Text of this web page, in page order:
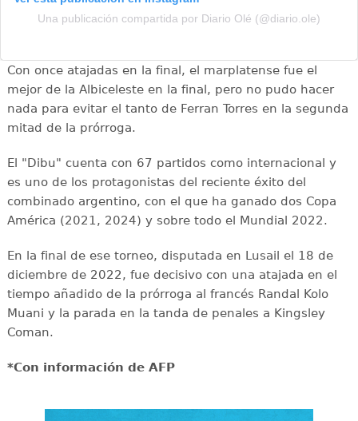
Una publicación compartida por Diario Olé (@diario.ole)
Con once atajadas en la final, el marplatense fue el
mejor de la Albiceleste en la final, pero no pudo hacer
nada para evitar el tanto de Ferran Torres en la segunda
mitad de la prórroga.
El "Dibu" cuenta con 67 partidos como internacional y
es uno de los protagonistas del reciente éxito del
combinado argentino, con el que ha ganado dos Copa
América (2021, 2024) y sobre todo el Mundial 2022.
En la final de ese torneo, disputada en Lusail el 18 de
diciembre de 2022, fue decisivo con una atajada en el
tiempo añadido de la prórroga al francés Randal Kolo
Muani y la parada en la tanda de penales a Kingsley
Coman.
*Con información de AFP